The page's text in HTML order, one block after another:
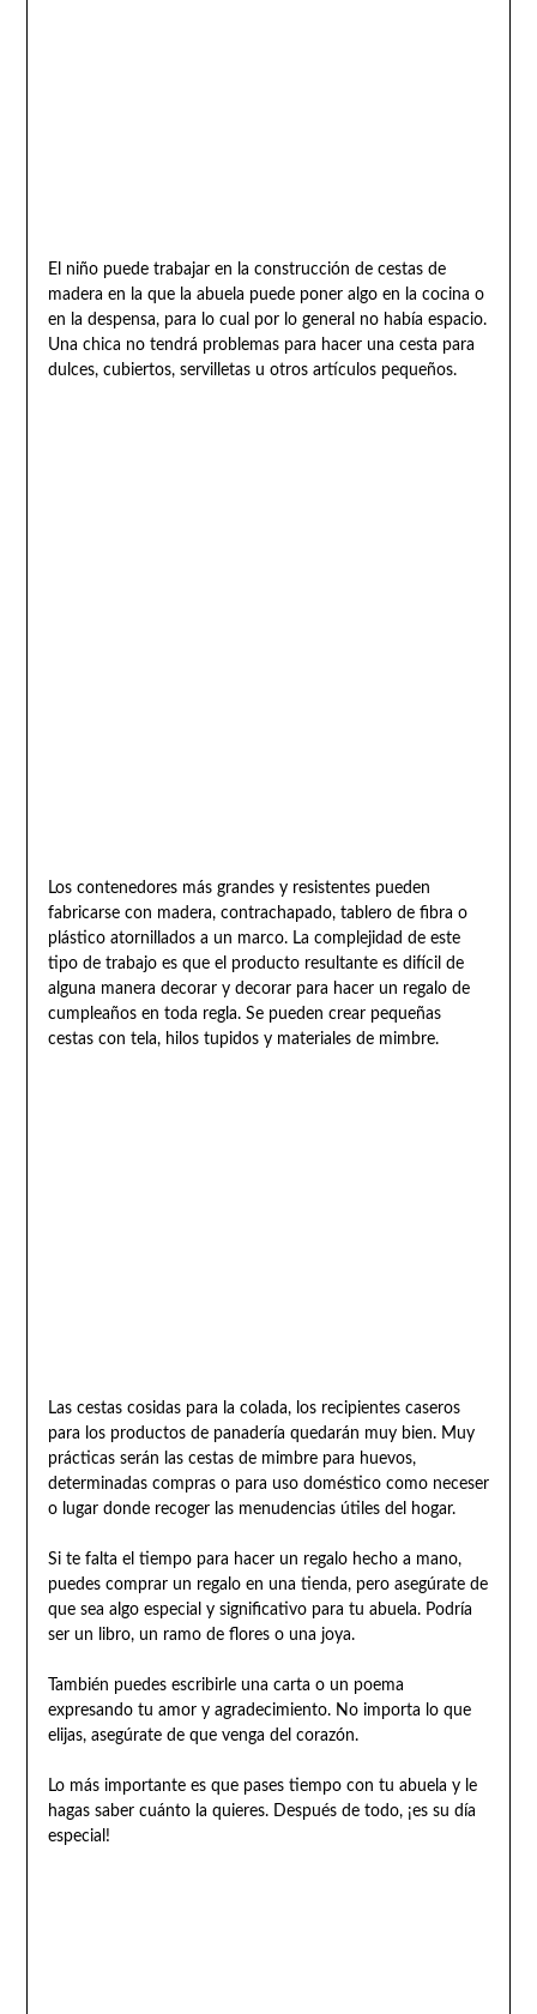
El niño puede trabajar en la construcción de cestas de
madera en la que la abuela puede poner algo en la cocina o
en la despensa, para lo cual por lo general no había espacio.
Una chica no tendrá problemas para hacer una cesta para
dulces, cubiertos, servilletas u otros artículos pequeños.
Los contenedores más grandes y resistentes pueden
fabricarse con madera, contrachapado, tablero de fibra o
plástico atornillados a un marco. La complejidad de este
tipo de trabajo es que el producto resultante es difícil de
alguna manera decorar y decorar para hacer un regalo de
cumpleaños en toda regla. Se pueden crear pequeñas
cestas con tela, hilos tupidos y materiales de mimbre.
Las cestas cosidas para la colada, los recipientes caseros
para los productos de panadería quedarán muy bien. Muy
prácticas serán las cestas de mimbre para huevos,
determinadas compras o para uso doméstico como neceser
o lugar donde recoger las menudencias útiles del hogar.
Si te falta el tiempo para hacer un regalo hecho a mano,
puedes comprar un regalo en una tienda, pero asegúrate de
que sea algo especial y significativo para tu abuela. Podría
ser un libro, un ramo de flores o una joya.
También puedes escribirle una carta o un poema
expresando tu amor y agradecimiento. No importa lo que
elijas, asegúrate de que venga del corazón.
Lo más importante es que pases tiempo con tu abuela y le
hagas saber cuánto la quieres. Después de todo, ¡es su día
especial!